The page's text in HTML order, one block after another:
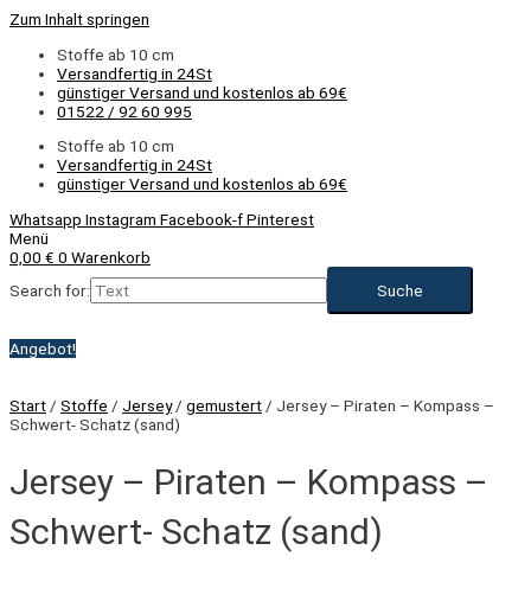
Zum Inhalt springen
Stoffe ab 10 cm
Versandfertig in 24St
günstiger Versand und kostenlos ab 69€
01522 / 92 60 995
Stoffe ab 10 cm
Versandfertig in 24St
günstiger Versand und kostenlos ab 69€
Whatsapp Instagram Facebook-fPinterest
Menü
0,00 € 0 Warenkorb
Search for:
Angebot!
Start / Stoffe / Jersey/ gemustert / Jersey – Piraten – Kompass –
Schwert- Schatz (sand)
Jersey – Piraten – Kompass –
Schwert- Schatz (sand)